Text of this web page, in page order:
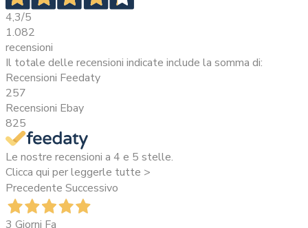
4,3/5
1.082
recensioni
Il totale delle recensioni indicate include la somma di:
Recensioni Feedaty
257
Recensioni Ebay
825
Le nostre recensioni a 4 e 5 stelle.
Clicca qui per leggerle tutte >
Precedente Successivo
3 Giorni Fa